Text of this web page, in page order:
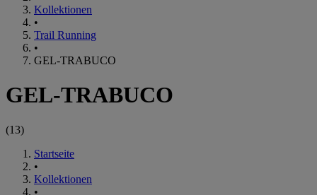
Kollektionen
•
Trail Running
•
GEL-TRABUCO
GEL-TRABUCO
(13)
Startseite
•
Kollektionen
•